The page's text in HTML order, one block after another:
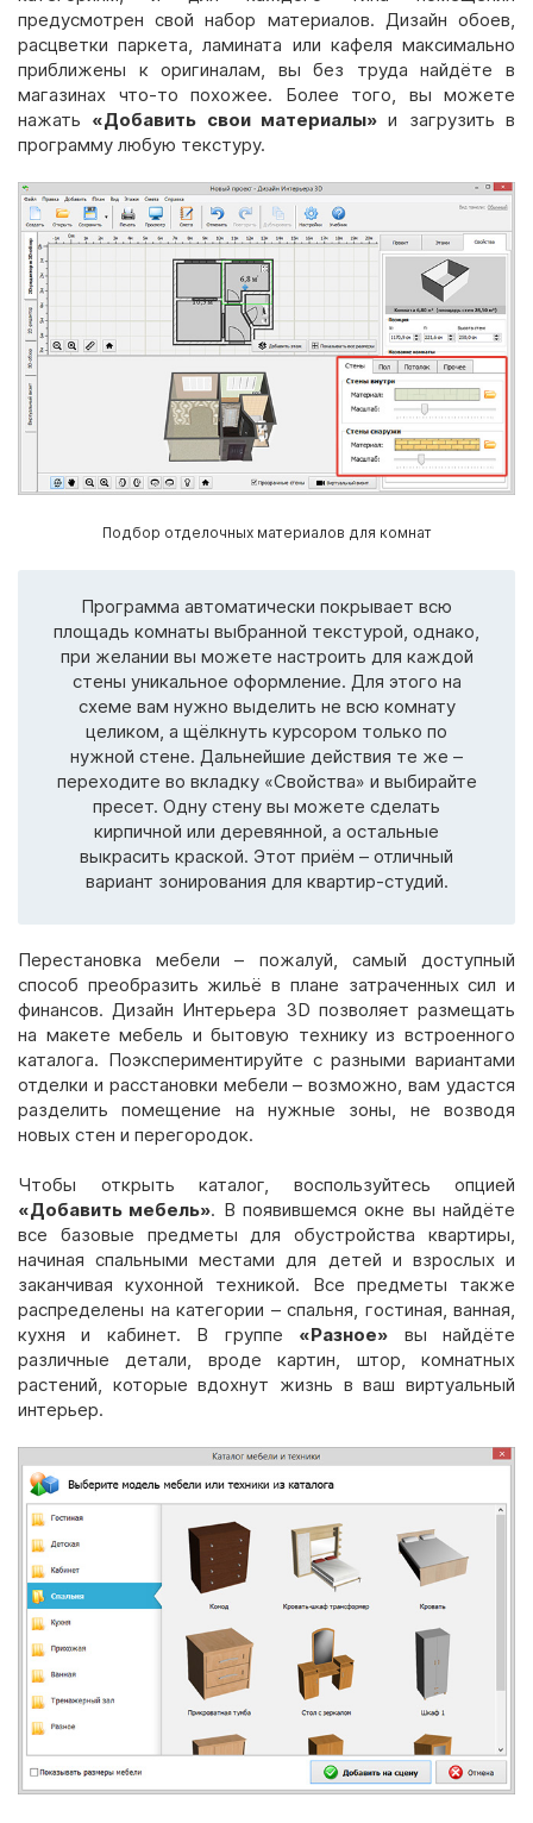
предусмотрен свой набор материалов. Дизайн обоев,
расцветки паркета, ламината или кафеля максимально
приближены к оригиналам, вы без труда найдёте в
магазинах что-то похожее. Более того, вы можете
нажать «Добавить свои материалы» и загрузить в
программу любую текстуру.
Подбор отделочных материалов для комнат
Программа автоматически покрывает всю
площадь комнаты выбранной текстурой, однако,
при желании вы можете настроить для каждой
стены уникальное оформление. Для этого на
схеме вам нужно выделить не всю комнату
целиком, а щёлкнуть курсором только по
нужной стене. Дальнейшие действия те же –
переходите во вкладку «Свойства» и выбирайте
пресет. Одну стену вы можете сделать
кирпичной или деревянной, а остальные
выкрасить краской. Этот приём – отличный
вариант зонирования для квартир-студий.
Перестановка мебели – пожалуй, самый доступный
способ преобразить жильё в плане затраченных сил и
финансов. Дизайн Интерьера 3D позволяет размещать
на макете мебель и бытовую технику из встроенного
каталога. Поэкспериментируйте с разными вариантами
отделки и расстановки мебели – возможно, вам удастся
разделить помещение на нужные зоны, не возводя
новых стен и перегородок.
Чтобы открыть каталог, воспользуйтесь опцией
«Добавить мебель». В появившемся окне вы найдёте
все базовые предметы для обустройства квартиры,
начиная спальными местами для детей и взрослых и
заканчивая кухонной техникой. Все предметы также
распределены на категории – спальня, гостиная, ванная,
кухня и кабинет. В группе «Разное» вы найдёте
различные детали, вроде картин, штор, комнатных
растений, которые вдохнут жизнь в ваш виртуальный
интерьер.